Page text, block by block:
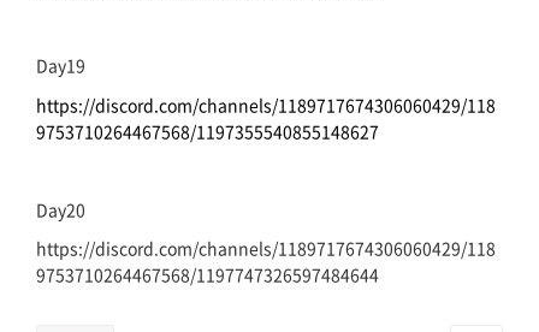
Day19
https://discord.com/channels/1189717674306060429/118
9753710264467568/1197355540855148627
Day20
https://discord.com/channels/1189717674306060429/118
9753710264467568/1197747326597484644